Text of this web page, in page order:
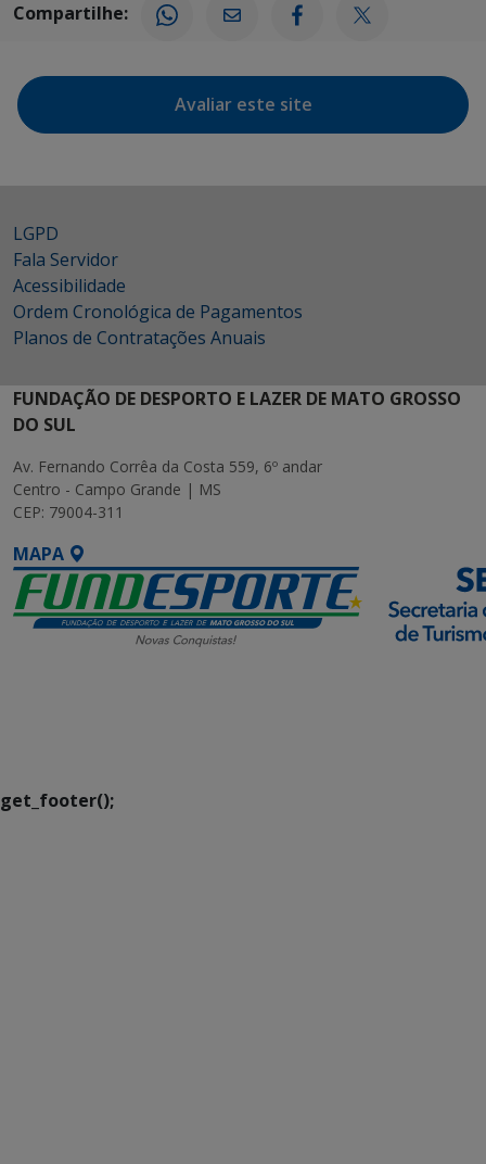
Compartilhe:
Avaliar este site
LGPD
Fala Servidor
Acessibilidade
Ordem Cronológica de Pagamentos
Planos de Contratações Anuais
FUNDAÇÃO DE DESPORTO E LAZER DE MATO GROSSO
DO SUL
Av. Fernando Corrêa da Costa 559, 6º andar
Centro - Campo Grande | MS
CEP: 79004-311
MAPA
get_footer();